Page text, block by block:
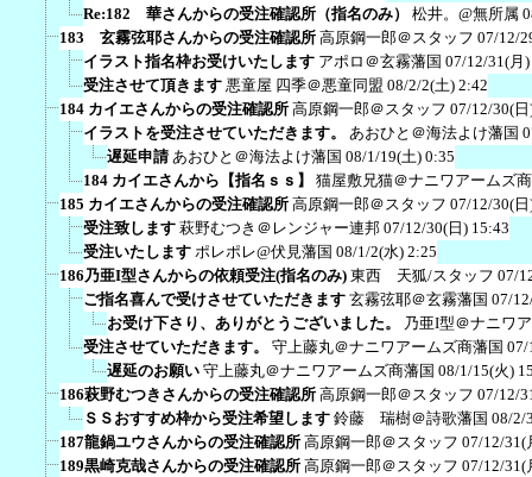
Re:182 華さんからの受注確認所（指名のみ）
松井。@無所属
183 玄霧弦耶さんからの受注確認所 高原鋼一郎＠スタッフ 07/12/
イラスト指名枠お受けいたします アポロ＠玄霧藩国 07/12/31(月
受注させて頂きます 悪童屋 四季＠悪童同盟 08/2/2(土) 2:42
184 カイエさんからの受注確認所 高原鋼一郎＠スタッフ 07/12/30(
イラストを受注させていただきます。
あおひと＠海法よけ藩国
遅延申請 あおひと＠海法よけ藩国 08/1/19(土) 0:35
184 カイエさんから【指名ｓｓ】
猫屋敷兄猫＠ナニワアームズ
185 カイエさんからの受注確認所 高原鋼一郎＠スタッフ 07/12/30(
受注致します 萩野むつき＠レンジャー連邦 07/12/30(日) 15:43
受注いたします ポレポレ@伏見藩国 08/1/2(水) 2:25
186乃亜I型さんからの依頼受注(指名のみ) 東西 天狐/スタッフ 07/
ご指名喜んで受けさせていただきます 玄霧弦耶＠玄霧藩国 07/
お受け下さり、ありがとうございました。
乃亜I型＠ナニワ
受注させていただきます。
守上藤丸＠ナニワアームズ商藩国 07/
遅延のお願い 守上藤丸＠ナニワアームズ商藩国 08/1/15(火)
186萩野むつきさんからの受注確認所 高原鋼一郎＠スタッフ 07/12/
ＳＳおすすめ枠から受注希望します 鈴藤 瑞樹＠詩歌藩国 08/2/
187龍鍋ユウさんからの受注確認所 高原鋼一郎＠スタッフ 07/12/31(
189黒崎克哉さんからの受注確認所 高原鋼一郎＠スタッフ 07/12/31(